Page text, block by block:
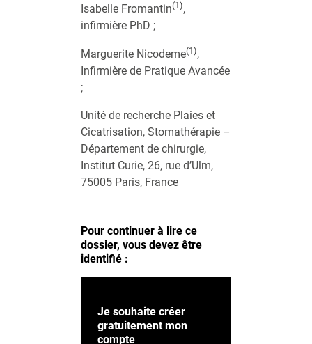
Isabelle Fromantin(1),
infirmière PhD ;
Marguerite Nicodeme(1),
Infirmière de Pratique Avancée
;
Unité de recherche Plaies et
Cicatrisation, Stomathérapie –
Département de chirurgie,
Institut Curie, 26, rue d’Ulm,
75005 Paris, France
Pour continuer à lire ce
dossier, vous devez être
identifié :
Je souhaite créer
gratuitement mon
compte